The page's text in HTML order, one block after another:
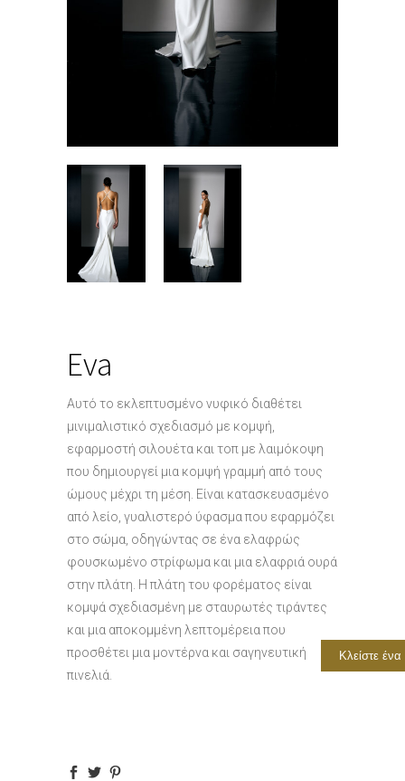
Eva
Αυτό το εκλεπτυσμένο νυφικό διαθέτει
μινιμαλιστικό σχεδιασμό με κομψή,
εφαρμοστή σιλουέτα και τοπ με λαιμόκοψη
που δημιουργεί μια κομψή γραμμή από τους
ώμους μέχρι τη μέση. Είναι κατασκευασμένο
από λείο, γυαλιστερό ύφασμα που εφαρμόζει
στο σώμα, οδηγώντας σε ένα ελαφρώς
φουσκωμένο στρίφωμα και μια ελαφριά ουρά
στην πλάτη. Η πλάτη του φορέματος είναι
κομψά σχεδιασμένη με σταυρωτές τιράντες
και μια αποκομμένη λεπτομέρεια που
προσθέτει μια μοντέρνα και σαγηνευτική
πινελιά.
Κλείστε